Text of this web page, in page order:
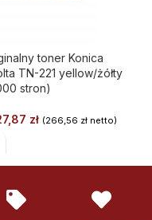
toner Konica
TN-221 yellow/żółty
stron)
zł (266,56 zł netto)